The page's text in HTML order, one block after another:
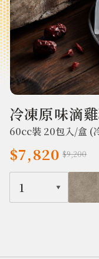
冷凍原味滴
60cc裝 20包入/盒 (
$7,820 $9,200
1